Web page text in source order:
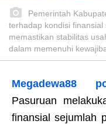
Pemerintah
terhadap kondisi
memastikan stabilitas
dalam memenuhi
Megadewa88
Pasuruan
finansial sejumlah